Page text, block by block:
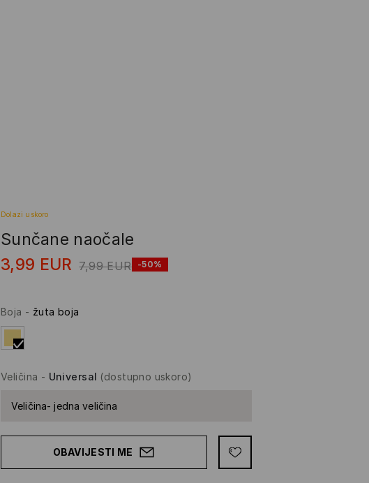
Dolazi uskoro
Sunčane naočale
3,99 EUR 7,99 EUR -50%
Boja - žuta boja
Veličina - Universal (dostupno uskoro)
Veličina- jedna veličina
OBAVIJESTI ME